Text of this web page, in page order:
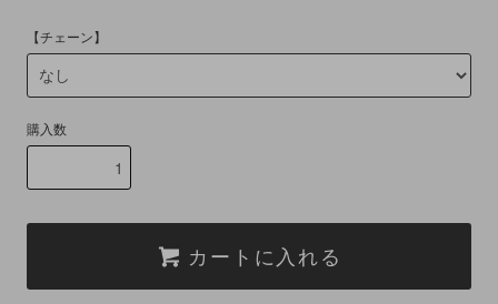
【チェーン】
購入数
カートに入れる